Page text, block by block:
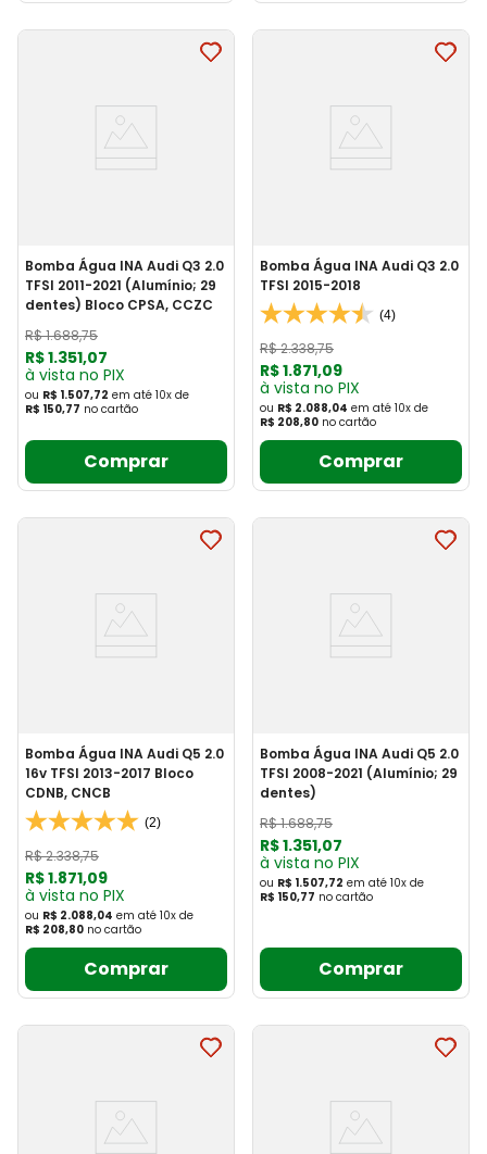
Bomba Água INA Audi Q3 2.0
TFSI 2011-2021 (Alumínio; 29
dentes) Bloco CPSA, CCZC
R$1.688,75
R$1.351,07
à vista no PIX
ou R$ 1.507,72 em até 10x de
R$ 150,77 no cartão
Comprar
Bomba Água INA Audi Q3 2.0
TFSI 2015-2018
(4)
R$2.338,75
R$1.871,09
à vista no PIX
ou R$ 2.088,04 em até 10x de
R$ 208,80 no cartão
Comprar
Bomba Água INA Audi Q5 2.0
16v TFSI 2013-2017 Bloco
CDNB, CNCB
(2)
R$2.338,75
R$1.871,09
à vista no PIX
ou R$ 2.088,04 em até 10x de
R$ 208,80 no cartão
Comprar
Bomba Água INA Audi Q5 2.0
TFSI 2008-2021 (Alumínio; 29
dentes)
R$1.688,75
R$1.351,07
à vista no PIX
ou R$ 1.507,72 em até 10x de
R$ 150,77 no cartão
Comprar